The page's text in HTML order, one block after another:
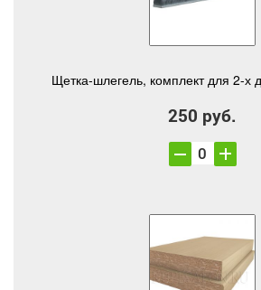
Щетка-шлегель, комплект для 2-х
250 руб.